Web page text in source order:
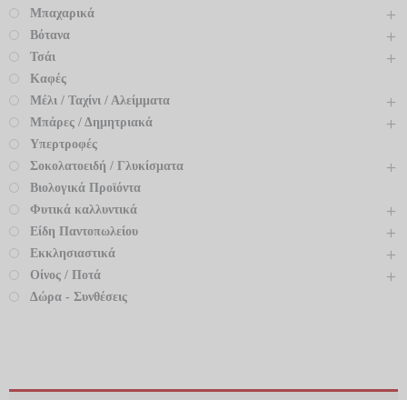
Μπαχαρικά
Βότανα
Τσάι
Καφές
Μέλι / Ταχίνι / Αλείμματα
Μπάρες / Δημητριακά
Υπερτροφές
Σοκολατοειδή / Γλυκίσματα
Βιολογικά Προϊόντα
Φυτικά καλλυντικά
Είδη Παντοπωλείου
Εκκλησιαστικά
Οίνος / Ποτά
Δώρα - Συνθέσεις